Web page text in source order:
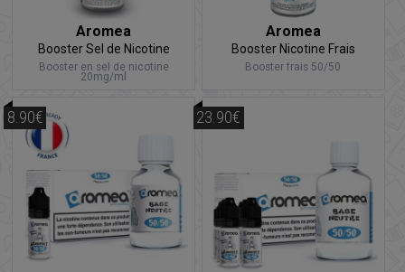
Aromea
Booster Sel de Nicotine
Booster en sel de nicotine
20mg/ml
Aromea
Booster Nicotine Frais
Booster frais 50/50
8.90€ 23.90€